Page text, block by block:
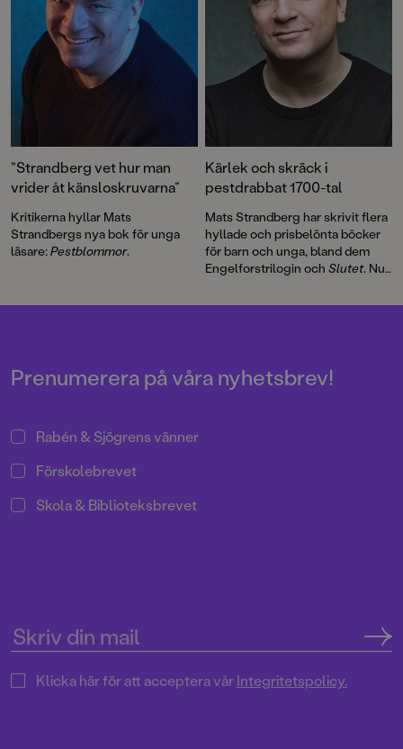
”Strandberg vet hur man
vrider åt känsloskruvarna”
Kritikerna hyllar Mats
Strandbergs nya bok för unga
läsare:Pestblommor.
Kärlek och skräck i
pestdrabbat 1700-tal
Mats Strandberg har skrivit flera
hyllade och prisbelönta böcker
för barn och unga, bland dem
Engelforstrilogin och Slutet. Nu
– en kuslig bok om sjukdom,
Prenumerera på våra nyhetsbrev!
Rabén & Sjögrens vänner
Förskolebrevet
Skola & Biblioteksbrevet
Klicka här för att acceptera vårIntegritetspolicy.